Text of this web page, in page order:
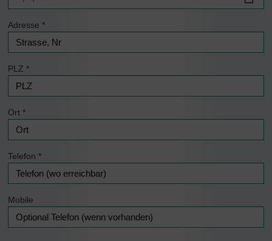
Adresse *
PLZ *
Ort *
Telefon *
Mobile